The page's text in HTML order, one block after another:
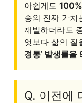
아쉽게도
종의 진짜 가치
재발하더라도
엇보다 삶의 질
경통’ 발생률
Q. 이전에